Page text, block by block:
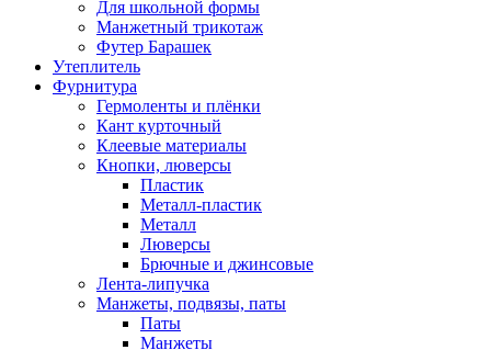
Для школьной формы
Манжетный трикотаж
Футер Барашек
Утеплитель
Фурнитура
Гермоленты и плёнки
Кант курточный
Клеевые материалы
Кнопки, люверсы
Пластик
Металл-пластик
Металл
Люверсы
Брючные и джинсовые
Лента-липучка
Манжеты, подвязы, паты
Паты
Манжеты